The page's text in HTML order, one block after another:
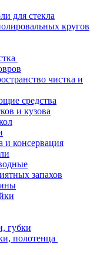
для стекла
кругов
чистка и
средства
и кузова
и консервация
запахов
губки
полотенца